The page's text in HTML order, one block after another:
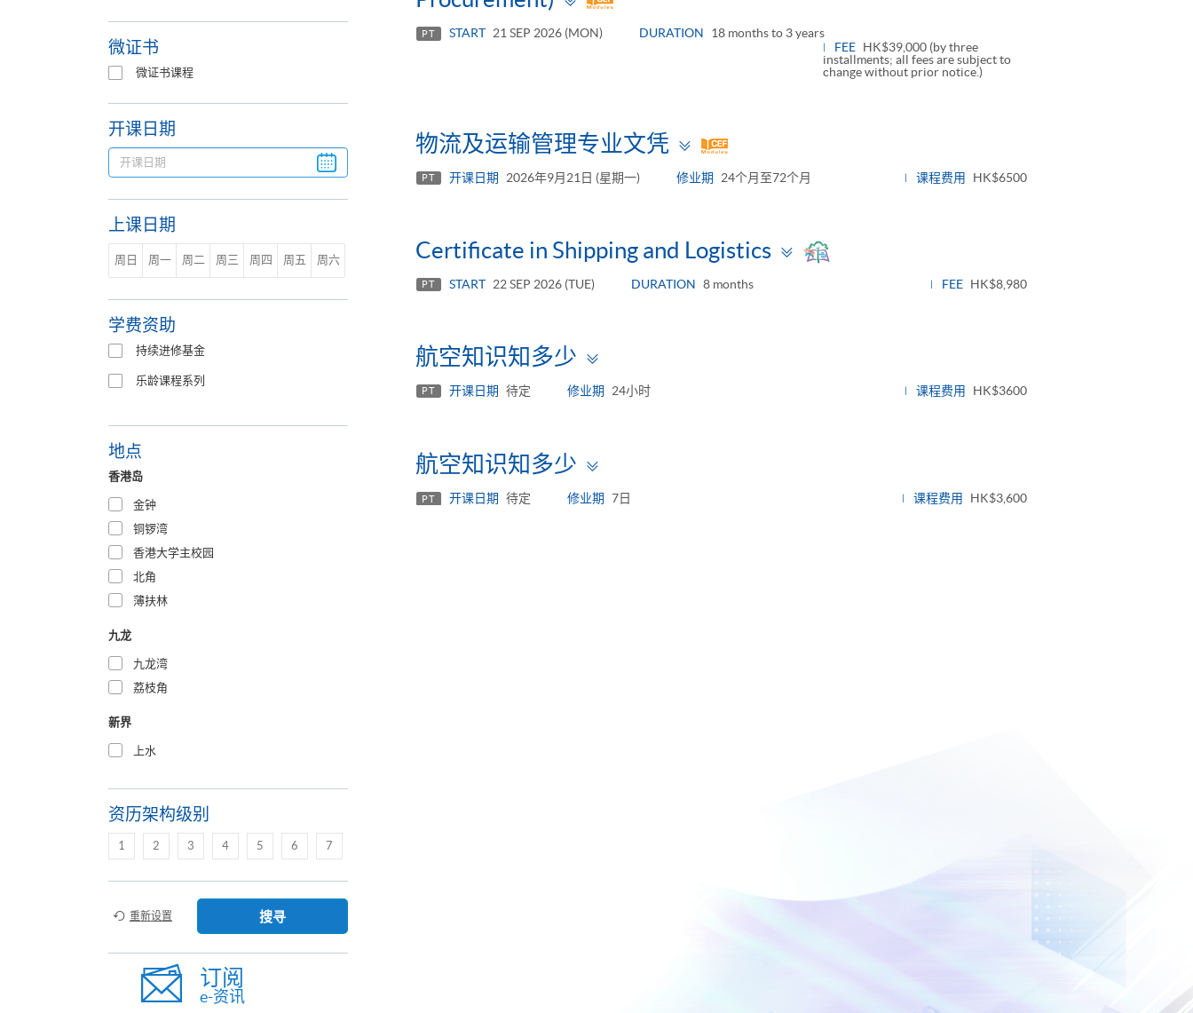
微证书
微证书课程
开课日期
上课日期
周日 周一 周二 周三 周四 周五 周六
学费资助
持续进修基金
乐龄课程系列
地点
香港岛
金钟
铜锣湾
香港大学主校园
北角
薄扶林
九龙
九龙湾
荔枝角
新界
上水
资历架构级别
1 2 3 4 5 6 7
重新设置 搜寻
订阅
e-资讯
panel
PT START 21 SEP 2026 (MON) DURATION
18 months to 3 years
FEE HK$39,000 (by three
installments; all fees are subject to
change without prior notice.)
物流及运输管理专业文凭
Toggle
panel
PT 开课日期 2026年9月21日 (星期一) 修业期 24个月至72个月 课程费用 HK$6500
Certificate in Shipping and Logistics
Toggle
PT START 22 SEP 2026 (TUE) DURATION 8 months FEE HK$8,980
航空知识知多少
panel
PT 开课日期 待定 修业期 24小时 课程费用 HK$3600
航空知识知多少
panel
PT 开课日期 待定 修业期 7日 课程费用 HK$3,600